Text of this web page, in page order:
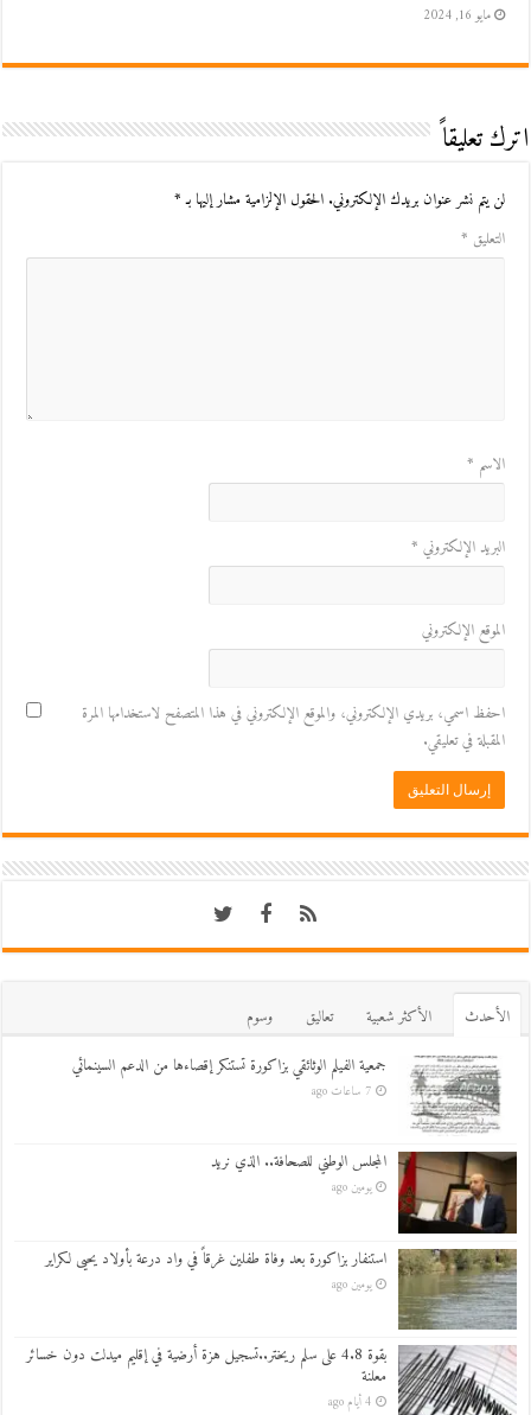
مايو 16, 2024
اترك تعليقاً
لن يتم نشر عنوان بريدك الإلكتروني. الحقول الإلزامية مشار إليها بـ*
التعليق *
الاسم *
البريد الإلكتروني *
الموقع الإلكتروني
احفظ اسمي، بريدي الإلكتروني، والموقع الإلكتروني في هذا المتصفح لاستخدامها المرة
المقبلة في تعليقي.
اﻷحدث اﻷكثر شعبية تعاليق
وسوم
جمعية الفيلم الوثائقي بزاكورة تستنكر إقصاءها من الدعم السينمائي
7 ساعات ago
المجلس الوطني للصحافة.. الذي نريد
يومين ago
استنفار بزاكورة بعد وفاة طفلين غرقاً في واد درعة بأولاد يحيى لكراير
يومين ago
بقوة 4.8 على سلم ريختر..تسجيل هزة أرضية في إقليم ميدلت دون خسائر
معلنة
4 أيام ago